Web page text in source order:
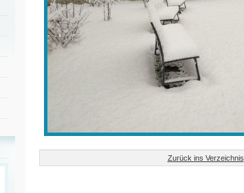
Zurück ins Verzeichnis